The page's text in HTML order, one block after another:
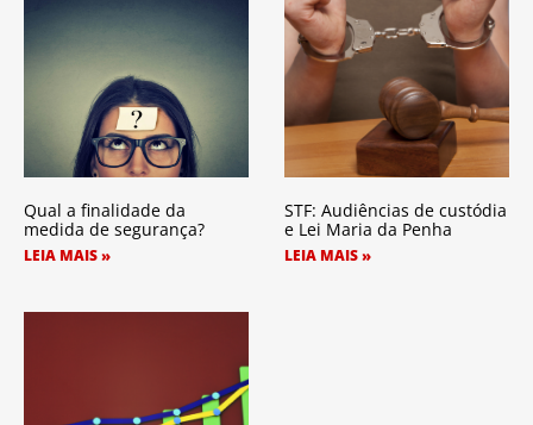
Qual a finalidade da
medida de segurança?
LEIA MAIS »
STF: Audiências de custódia
e Lei Maria da Penha
LEIA MAIS »